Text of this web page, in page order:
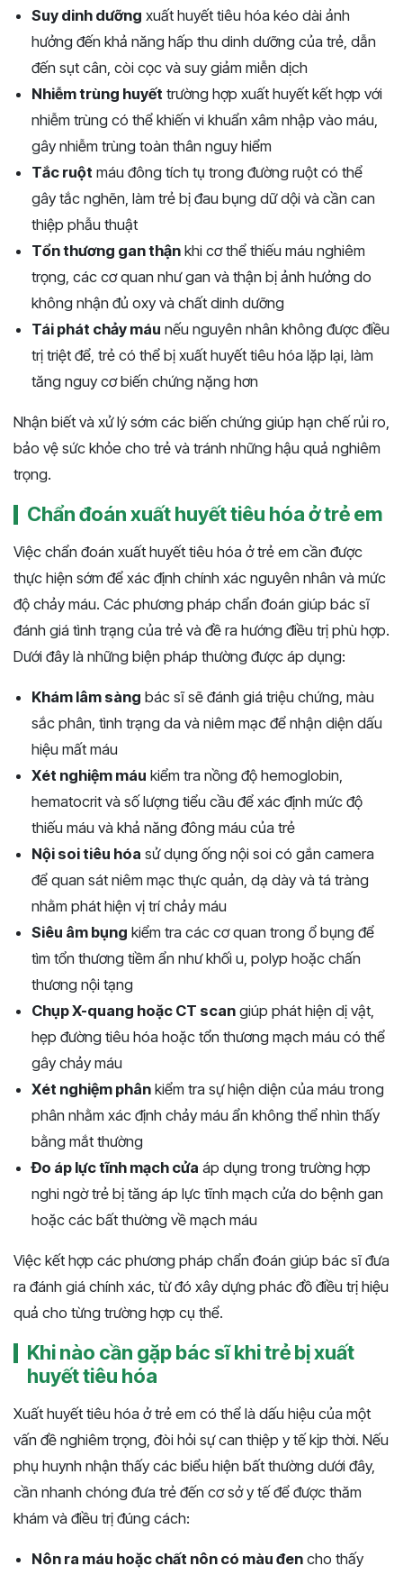
Suy dinh dưỡng xuất huyết tiêu hóa kéo dài ảnh
hưởng đến khả năng hấp thu dinh dưỡng của trẻ, dẫn
đến sụt cân, còi cọc và suy giảm miễn dịch
Nhiễm trùng huyết trường hợp xuất huyết kết hợp với
nhiễm trùng có thể khiến vi khuẩn xâm nhập vào máu,
gây nhiễm trùng toàn thân nguy hiểm
Tắc ruột máu đông tích tụ trong đường ruột có thể
gây tắc nghẽn, làm trẻ bị đau bụng dữ dội và cần can
thiệp phẫu thuật
Tổn thương gan thận khi cơ thể thiếu máu nghiêm
trọng, các cơ quan như gan và thận bị ảnh hưởng do
không nhận đủ oxy và chất dinh dưỡng
Tái phát chảy máu nếu nguyên nhân không được điều
trị triệt để, trẻ có thể bị xuất huyết tiêu hóa lặp lại, làm
tăng nguy cơ biến chứng nặng hơn
Nhận biết và xử lý sớm các biến chứng giúp hạn chế rủi ro,
bảo vệ sức khỏe cho trẻ và tránh những hậu quả nghiêm
trọng.
Chẩn đoán xuất huyết tiêu hóa ở trẻ em
Việc chẩn đoán xuất huyết tiêu hóa ở trẻ em cần được
thực hiện sớm để xác định chính xác nguyên nhân và mức
độ chảy máu. Các phương pháp chẩn đoán giúp bác sĩ
đánh giá tình trạng của trẻ và đề ra hướng điều trị phù hợp.
Dưới đây là những biện pháp thường được áp dụng:
Khám lâm sàng bác sĩ sẽ đánh giá triệu chứng, màu
sắc phân, tình trạng da và niêm mạc để nhận diện dấu
hiệu mất máu
Xét nghiệm máu kiểm tra nồng độ hemoglobin,
hematocrit và số lượng tiểu cầu để xác định mức độ
thiếu máu và khả năng đông máu của trẻ
Nội soi tiêu hóa sử dụng ống nội soi có gắn camera
để quan sát niêm mạc thực quản, dạ dày và tá tràng
nhằm phát hiện vị trí chảy máu
Siêu âm bụng kiểm tra các cơ quan trong ổ bụng để
tìm tổn thương tiềm ẩn như khối u, polyp hoặc chấn
thương nội tạng
Chụp X-quang hoặc CT scan giúp phát hiện dị vật,
hẹp đường tiêu hóa hoặc tổn thương mạch máu có thể
gây chảy máu
Xét nghiệm phân kiểm tra sự hiện diện của máu trong
phân nhằm xác định chảy máu ẩn không thể nhìn thấy
bằng mắt thường
Đo áp lực tĩnh mạch cửa áp dụng trong trường hợp
nghi ngờ trẻ bị tăng áp lực tĩnh mạch cửa do bệnh gan
hoặc các bất thường về mạch máu
Việc kết hợp các phương pháp chẩn đoán giúp bác sĩ đưa
ra đánh giá chính xác, từ đó xây dựng phác đồ điều trị hiệu
quả cho từng trường hợp cụ thể.
Khi nào cần gặp bác sĩ khi trẻ bị xuất
huyết tiêu hóa
Xuất huyết tiêu hóa ở trẻ em có thể là dấu hiệu của một
vấn đề nghiêm trọng, đòi hỏi sự can thiệp y tế kịp thời. Nếu
phụ huynh nhận thấy các biểu hiện bất thường dưới đây,
cần nhanh chóng đưa trẻ đến cơ sở y tế để được thăm
khám và điều trị đúng cách:
Nôn ra máu hoặc chất nôn có màu đen cho thấy